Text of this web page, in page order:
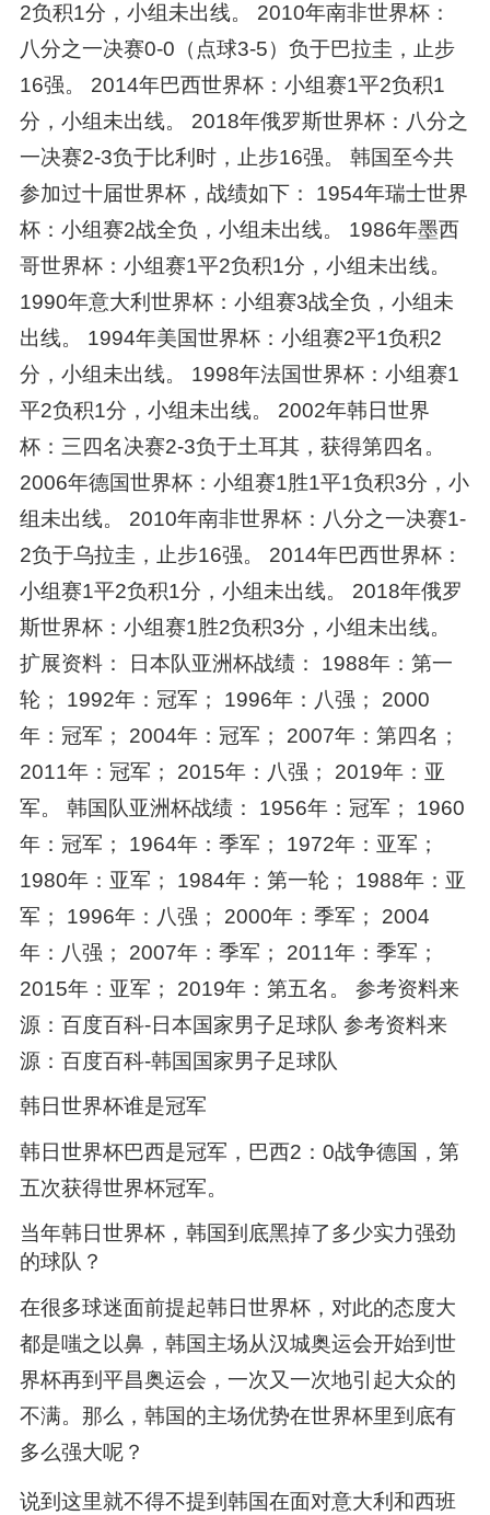
2负积1分，小组未出线。 2010年南非世界杯：
八分之一决赛0-0（点球3-5）负于巴拉圭，止步
16强。 2014年巴西世界杯：小组赛1平2负积1
分，小组未出线。 2018年俄罗斯世界杯：八分之
一决赛2-3负于比利时，止步16强。 韩国至今共
参加过十届世界杯，战绩如下： 1954年瑞士世界
杯：小组赛2战全负，小组未出线。 1986年墨西
哥世界杯：小组赛1平2负积1分，小组未出线。
1990年意大利世界杯：小组赛3战全负，小组未
出线。 1994年美国世界杯：小组赛2平1负积2
分，小组未出线。 1998年法国世界杯：小组赛1
平2负积1分，小组未出线。 2002年韩日世界
杯：三四名决赛2-3负于土耳其，获得第四名。
2006年德国世界杯：小组赛1胜1平1负积3分，小
组未出线。 2010年南非世界杯：八分之一决赛1-
2负于乌拉圭，止步16强。 2014年巴西世界杯：
小组赛1平2负积1分，小组未出线。 2018年俄罗
斯世界杯：小组赛1胜2负积3分，小组未出线。
扩展资料： 日本队亚洲杯战绩： 1988年：第一
轮； 1992年：冠军； 1996年：八强； 2000
年：冠军； 2004年：冠军； 2007年：第四名；
2011年：冠军； 2015年：八强； 2019年：亚
军。 韩国队亚洲杯战绩： 1956年：冠军； 1960
年：冠军； 1964年：季军； 1972年：亚军；
1980年：亚军； 1984年：第一轮； 1988年：亚
军； 1996年：八强； 2000年：季军； 2004
年：八强； 2007年：季军； 2011年：季军；
2015年：亚军； 2019年：第五名。 参考资料来
源：百度百科-日本国家男子足球队 参考资料来
源：百度百科-韩国国家男子足球队
韩日世界杯谁是冠军
韩日世界杯巴西是冠军，巴西2：0战争德国，第
五次获得世界杯冠军。
当年韩日世界杯，韩国到底黑掉了多少实力强劲
的球队？
在很多球迷面前提起韩日世界杯，对此的态度大
都是嗤之以鼻，韩国主场从汉城奥运会开始到世
界杯再到平昌奥运会，一次又一次地引起大众的
不满。那么，韩国的主场优势在世界杯里到底有
多么强大呢？
说到这里就不得不提到韩国在面对意大利和西班